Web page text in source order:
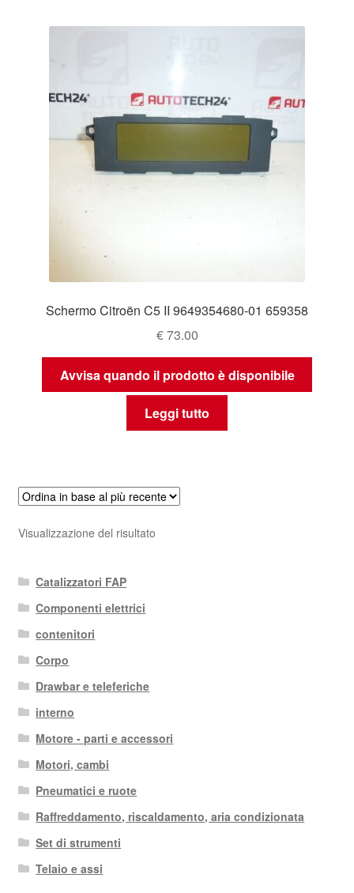
Schermo Citroën C5 II 9649354680-01 659358
€73.00
Avvisa quando il prodotto è disponibile
Leggi tutto
Visualizzazione del risultato
Catalizzatori FAP
Componenti elettrici
contenitori
Corpo
Drawbar e teleferiche
interno
Motore - parti e accessori
Motori, cambi
Pneumatici e ruote
Raffreddamento, riscaldamento, aria condizionata
Set di strumenti
Telaio e assi